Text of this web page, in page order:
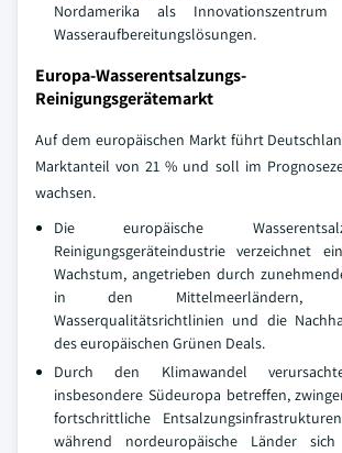
Nordamerika als
Wasseraufbereitungslösungen.
Europa-
Reinigungsgerätemarkt
Auf dem europäischen Markt führt
Marktanteil von 21 % und soll im
wachsen.
Die europäische
Reinigungsgeräteindustrie verzeichnet
Wachstum, angetrieben durch
in den Mittelmeerländern,
Wasserqualitätsrichtlinien und die
des europäischen Grünen Deals.
Durch den Klimawandel
insbesondere Südeuropa betreffen,
fortschrittliche
während nordeuropäische Länder